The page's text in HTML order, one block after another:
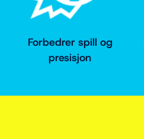
Forbedrer spill og
presisjon